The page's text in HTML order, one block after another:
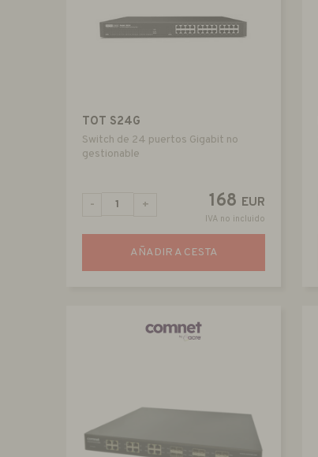
TOT S24G
Switch de 24 puertos Gigabit no
gestionable
168 EUR
IVA no incluido
- +
AÑADIR A CESTA